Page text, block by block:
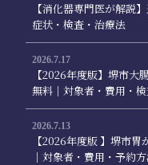
【消化器専門医が解説
症状・検査・治療法
2026.7.17
【2026年度版】堺市大
無料｜対象者・費用・
2026.7.13
【2026年度版 】堺市
｜対象者・費用・予約